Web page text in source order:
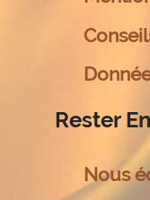
Rester
Nous